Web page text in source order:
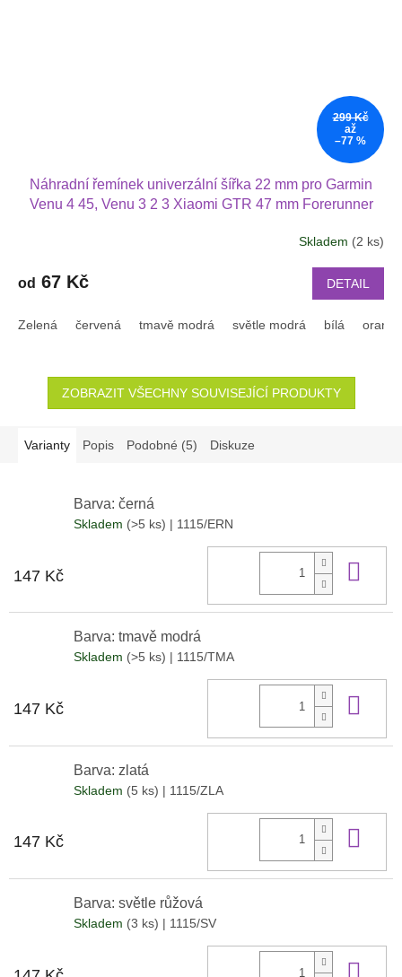
299 Kč
až
–77 %
Náhradní řemínek univerzální šířka 22 mm pro Garmin
Venu 4 45, Venu 3 2 3 Xiaomi GTR 47 mm Forerunner
Skladem (2 ks)
od 67 Kč DETAIL
Zelená červená tmavě modrá světle modrá bílá
ZOBRAZIT VŠECHNY SOUVISEJÍCÍ PRODUKTY
Varianty Popis Podobné (5) Diskuze
Barva: černá
Skladem (>5 ks) | 1115/ERN
147 Kč
Barva: tmavě modrá
Skladem (>5 ks) | 1115/TMA
147 Kč
Barva: zlatá
Skladem (5 ks) | 1115/ZLA
147 Kč
Barva: světle růžová
Skladem (3 ks) | 1115/SV